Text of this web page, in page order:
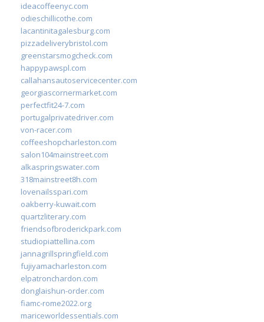
ideacoffeenyc.com
odieschillicothe.com
lacantinitagalesburg.com
pizzadeliverybristol.com
greenstarsmogcheck.com
happypawspl.com
callahansautoservicecenter.com
georgiascornermarket.com
perfectfit24-7.com
portugalprivatedriver.com
von-racer.com
coffeeshopcharleston.com
salon104mainstreet.com
alkaspringswater.com
318mainstreet8h.com
lovenailsspari.com
oakberry-kuwait.com
quartzliterary.com
friendsofbroderickpark.com
studiopiattellina.com
jannagrillspringfield.com
fujiyamacharleston.com
elpatronchardon.com
donglaishun-order.com
fiamc-rome2022.org
mariceworldessentials.com